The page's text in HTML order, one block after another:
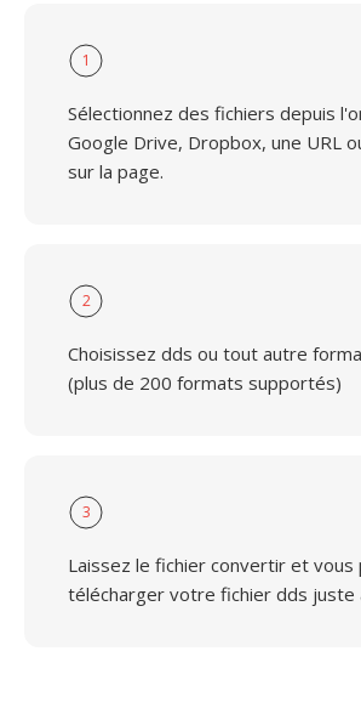
1
Sélectionnez des fichiers depuis
Google Drive, Dropbox, une URL
sur la page.
2
Choisissez dds ou tout autre
(plus de 200 formats supportés)
3
Laissez le fichier convertir et vous
télécharger votre fichier dds juste